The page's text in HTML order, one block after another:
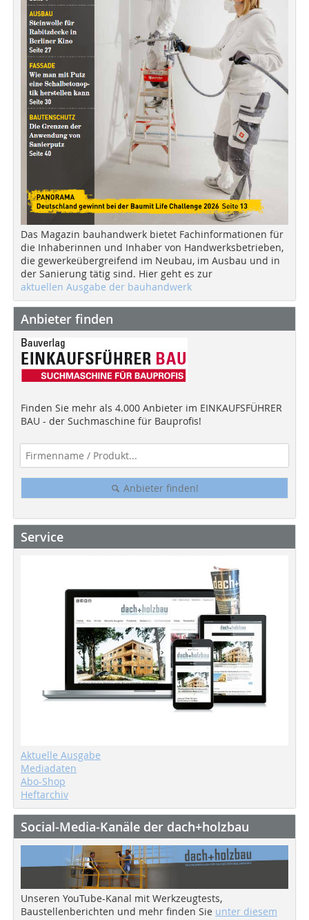
Das Magazin bauhandwerk bietet Fachinformationen für
die Inhaberinnen und Inhaber von Handwerksbetrieben,
die gewerkeübergreifend im Neubau, im Ausbau und in
der Sanierung tätig sind. Hier geht es zur
aktuellen Ausgabe der bauhandwerk
Anbieter finden
Finden Sie mehr als 4.000 Anbieter im EINKAUFSFÜHRER
BAU - der Suchmaschine für Bauprofis!
Anbieter finden!
Service
Aktuelle Ausgabe
Mediadaten
Abo-Shop
Heftarchiv
Social-Media-Kanäle der dach+holzbau
Unseren YouTube-Kanal mit Werkzeugtests,
Baustellenberichten und mehr finden Sie unter diesem